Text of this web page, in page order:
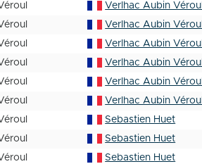
Verlhac Aubin Véroul
Verlhac Aubin Véroul
Verlhac Aubin Véroul
Verlhac Aubin Véroul
Verlhac Aubin Véroul
Verlhac Aubin Véroul
Sebastien Huet
Sebastien Huet
Sebastien Huet